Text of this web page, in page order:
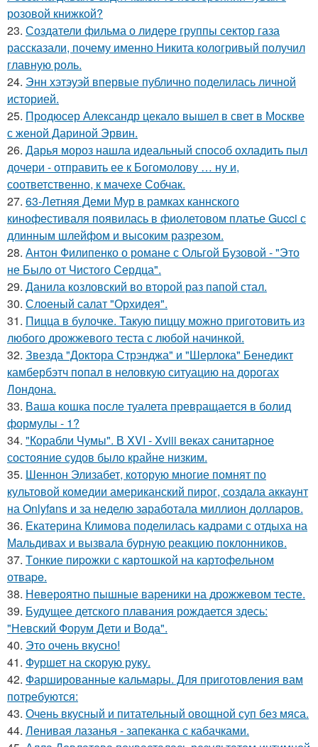
розовой книжкой?
23. Создатели фильма о лидере группы сектор газа
рассказали, почему именно Никита кологривый получил
главную роль.
24. Энн хэтэуэй впервые публично поделилась личной
историей.
25. Продюсер Александр цекало вышел в свет в Москве
с женой Дариной Эрвин.
26. Дарья мороз нашла идеальный способ охладить пыл
дочери - отправить ее к Богомолову … ну и,
соответственно, к мачехе Собчак.
27. 63-Летняя Деми Мур в рамках каннского
кинофестиваля появилась в фиолетовом платье Gucci с
длинным шлейфом и высоким разрезом.
28. Антон Филипенко о романе с Ольгой Бузовой - "Это
не Было от Чистого Сердца".
29. Данила козловский во второй раз папой стал.
30. Слоеный салат "Орхидея".
31. Пицца в булочке. Такую пиццу можно приготовить из
любого дрожжевого теста с любой начинкой.
32. Звезда "Доктора Стрэнджа" и "Шерлока" Бенедикт
камбербэтч попал в неловкую ситуацию на дорогах
Лондона.
33. Ваша кошка после туалета превращается в болид
формулы - 1?
34. "Корабли Чумы". В XVI - Xviii веках санитарное
состояние судов было крайне низким.
35. Шеннон Элизабет, которую многие помнят по
культовой комедии американский пирог, создала аккаунт
на Onlyfans и за неделю заработала миллион долларов.
36. Екатерина Климова поделилась кадрами с отдыха на
Мальдивах и вызвала бурную реакцию поклонников.
37. Tонкие пиpoжки с кaртoшкoй на картoфeльном
отваpe.
38. Невероятно пышные вареники на дрожжевом тесте.
39. Будущее детского плавания рождается здесь:
"Невский Форум Дети и Вода".
40. Это очень вкусно!
41. Фуршет на скорую руку.
42. Фаршированные кальмары. Для приготовления вам
потребуются:
43. Очень вкусный и питательный овощной суп без мяса.
44. Ленивая лазанья - запеканка с кабачками.